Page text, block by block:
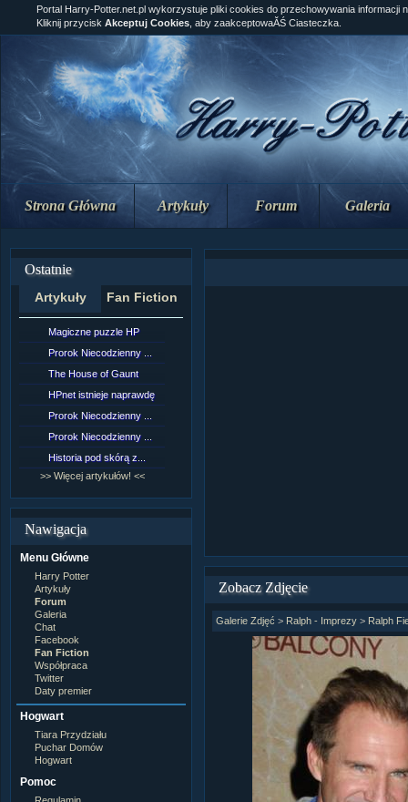
Strona Główna Artykuły Forum Galeria
Ostatnie
Artykuły Fan Fiction
Magiczne puzzle HP
Prorok Niecodzienny ...
The House of Gaunt
HPnet istnieje naprawdę
Prorok Niecodzienny ...
Prorok Niecodzienny ...
Historia pod skórą z...
>> Więcej artykułów! <<
Nawigacja
Menu Główne
Harry Potter
Artykuły
Forum
Galeria
Chat
Facebook
Fan Fiction
Współpraca
Twitter
Daty premier
Hogwart
Tiara Przydziału
Puchar Domów
Hogwart
Pomoc
Portal Harry-Potter.net.pl wykorzystuje pliki cookies do przechowywania informacji
Kliknij przycisk Akceptuj Cookies , aby zaakceptowaĂŚ Ciasteczka.
Zobacz Zdjęcie
Galerie Zdjęć > Ralph - Imprezy> Ralph